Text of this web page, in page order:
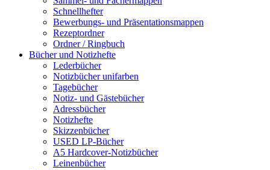
Schnellhefter
Bewerbungs- und Präsentationsmappen
Rezeptordner
Ordner / Ringbuch
Bücher und Notizhefte
Lederbücher
Notizbücher unifarben
Tagebücher
Notiz- und Gästebücher
Adressbücher
Notizhefte
Skizzenbücher
USED LP-Bücher
A5 Hardcover-Notizbücher
Leinenbücher